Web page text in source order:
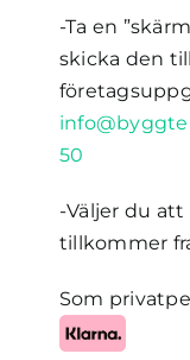
-Ta en
skicka den
50
-Väljer du
tillkommer
Som